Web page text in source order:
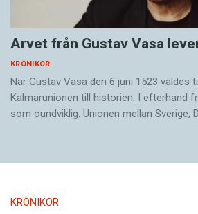
Arvet från Gustav Vasa
KRÖNIKOR
När Gustav Vasa den 6 juni 1523 ­valdes
Kalmar­unionen till historien. I efterhand
som ound­viklig. ­Unionen ­mellan Sverige,
KRÖNIKOR